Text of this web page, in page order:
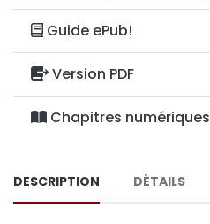
Guide ePub!
Version PDF
Chapitres numériques
DESCRIPTION DÉTAILS